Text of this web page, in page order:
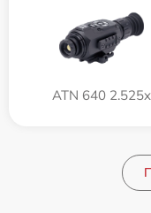
ATN 640 2.525x